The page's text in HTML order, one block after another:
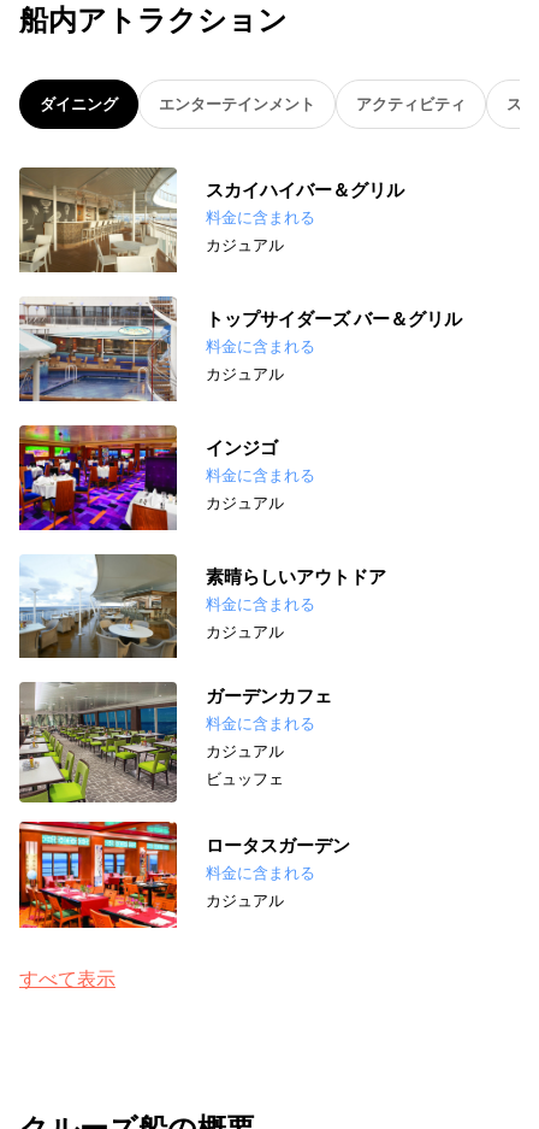
船内アトラクション
ダイニング エンターテインメント アクティビティ ス
スカイハイバー＆グリル
料金に含まれる
カジュアル
トップサイダーズ バー＆グリル
料金に含まれる
カジュアル
インジゴ
料金に含まれる
カジュアル
素晴らしいアウトドア
料金に含まれる
カジュアル
ガーデンカフェ
料金に含まれる
カジュアル
ビュッフェ
ロータスガーデン
料金に含まれる
カジュアル
すべて表示